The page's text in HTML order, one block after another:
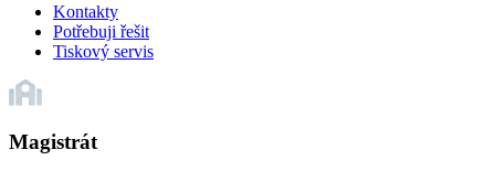
Kontakty
Potřebuji řešit
Tiskový servis
Magistrát